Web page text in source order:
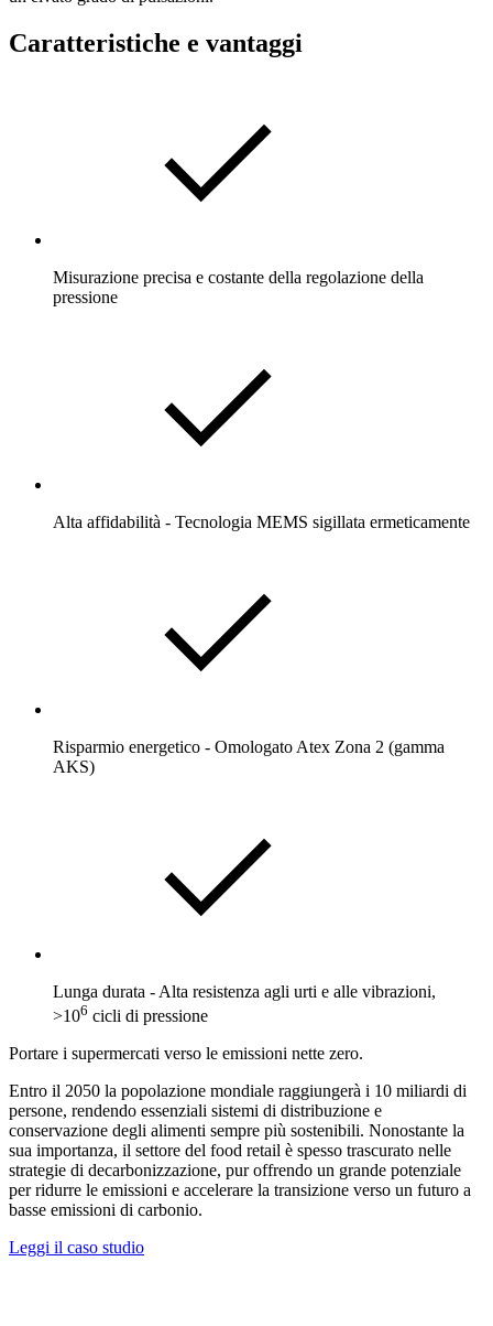
Caratteristiche e vantaggi
Misurazione precisa e costante della regolazione della
pressione
Alta affidabilità - Tecnologia MEMS sigillata ermeticamente
Risparmio energetico - Omologato Atex Zona 2 (gamma
AKS)
Lunga durata - Alta resistenza agli urti e alle vibrazioni,
>106 cicli di pressione
Portare i supermercati verso le emissioni nette zero.
Entro il 2050 la popolazione mondiale raggiungerà i 10 miliardi di
persone, rendendo essenziali sistemi di distribuzione e
conservazione degli alimenti sempre più sostenibili. Nonostante la
sua importanza, il settore del food retail è spesso trascurato nelle
strategie di decarbonizzazione, pur offrendo un grande potenziale
per ridurre le emissioni e accelerare la transizione verso un futuro a
basse emissioni di carbonio.
Leggi il caso studio